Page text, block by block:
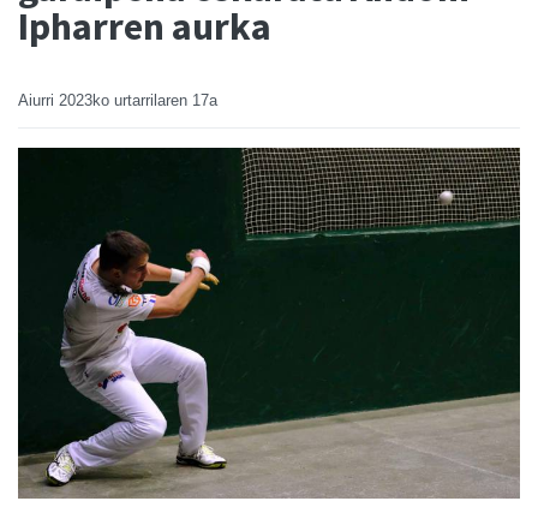
Ipharren aurka
Aiurri 2023ko urtarrilaren 17a